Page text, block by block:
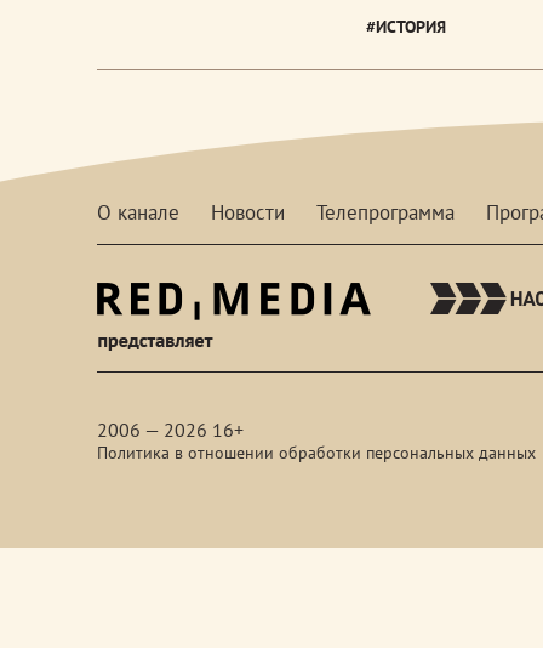
#ИСТОРИЯ
О канале Новости Телепрограмма
2006 — 2026 16+
Политика в отношении обработки персональных данных